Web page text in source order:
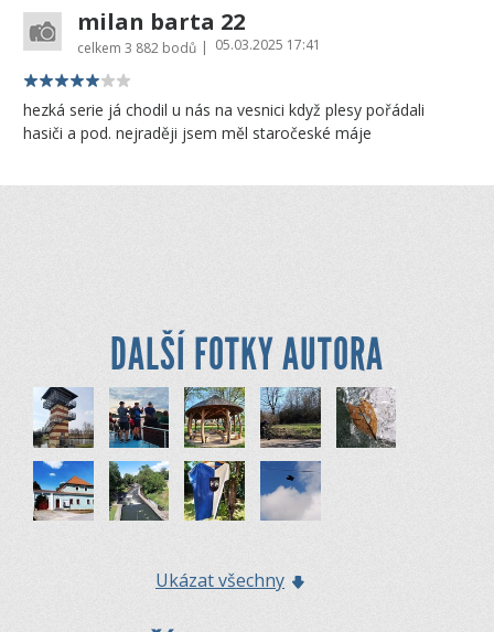
milan barta 22
celkem 3 882 bodů | 05.03.2025 17:41
hezká serie já chodil u nás na vesnici když plesy pořádali
hasiči a pod. nejraději jsem měl staročeské máje
DALŠÍ FOTKY AUTORA
Ukázat všechny